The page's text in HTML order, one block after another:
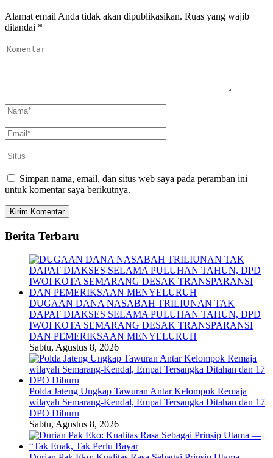
Alamat email Anda tidak akan dipublikasikan. Ruas yang wajib
ditandai *
Simpan nama, email, dan situs web saya pada peramban ini
untuk komentar saya berikutnya.
Berita Terbaru
DUGAAN DANA NASABAH TRILIUNAN TAK
DAPAT DIAKSES SELAMA PULUHAN TAHUN, DPD
IWOI KOTA SEMARANG DESAK TRANSPARANSI
DAN PEMERIKSAAN MENYELURUH
Sabtu, Agustus 8, 2026
Polda Jateng Ungkap Tawuran Antar Kelompok Remaja
wilayah Semarang-Kendal, Empat Tersangka Ditahan dan 17
DPO Diburu
Sabtu, Agustus 8, 2026